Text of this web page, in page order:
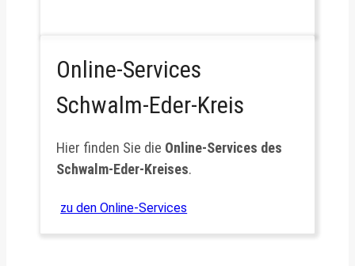
Online-Services
Schwalm-Eder-Kreis
Hier finden Sie die Online-Services des
Schwalm-Eder-Kreises.
zu den Online-Services